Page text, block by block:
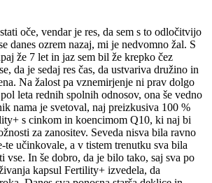
oče, vendar je res, da sem s to odločitvijo
danes ozrem nazaj, mi je nedvomno žal. S
že 7 let in jaz sem bil že krepko čez
da je sedaj res čas, da ustvariva družino in
Na žalost pa vznemirjenje ni prav dolgo
leta rednih spolnih odnosov, ona še vedno
nama je svetoval, naj preizkusiva 100 %
s cinkom in koencimom Q10, ki naj bi
za zanositev. Seveda nisva bila ravno
te učinkovale, a v tistem trenutku sva bila
vse. In še dobro, da je bilo tako, saj sva po
kapsul Fertility+ izvedela, da